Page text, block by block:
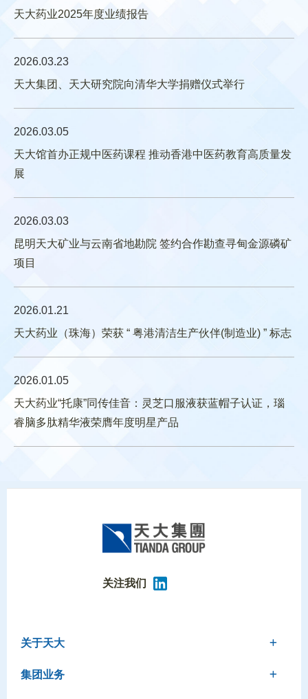
天大药业2025年度业绩报告
2026.03.23
天大集团、天大研究院向清华大学捐赠仪式举行
2026.03.05
天大馆首办正规中医药课程 推动香港中医药教育高质量发
展
2026.03.03
昆明天大矿业与云南省地勘院 签约合作勘查寻甸金源磷矿
项目
2026.01.21
天大药业（珠海）荣获 “ 粤港清洁生产伙伴(制造业) ” 标志
2026.01.05
天大药业“托康”同传佳音：灵芝口服液获蓝帽子认证，瑙
睿脑多肽精华液荣膺年度明星产品
关注我们
关于天大
集团业务